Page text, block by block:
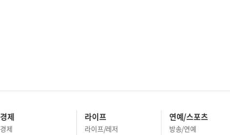
경제
경제
라이프
라이프/레저
연예/스포츠
방송/연예